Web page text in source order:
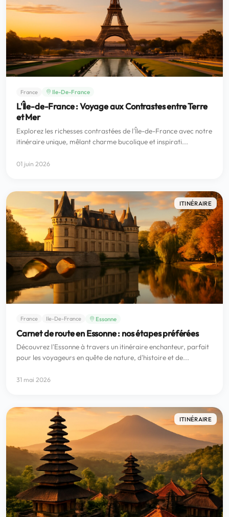
France Ile-De-France
L'Île-de-France : Voyage aux Contrastes entre Terre
et Mer
Explorez les richesses contrastées de l'Île-de-France avec notre
itinéraire unique, mêlant charme bucolique et inspirati...
01 juin 2026
ITINÉRAIRE
France Ile-De-France Essonne
Carnet de route en Essonne : nos étapes préférées
Découvrez l'Essonne à travers un itinéraire enchanteur, parfait
pour les voyageurs en quête de nature, d'histoire et de...
31 mai 2026
ITINÉRAIRE